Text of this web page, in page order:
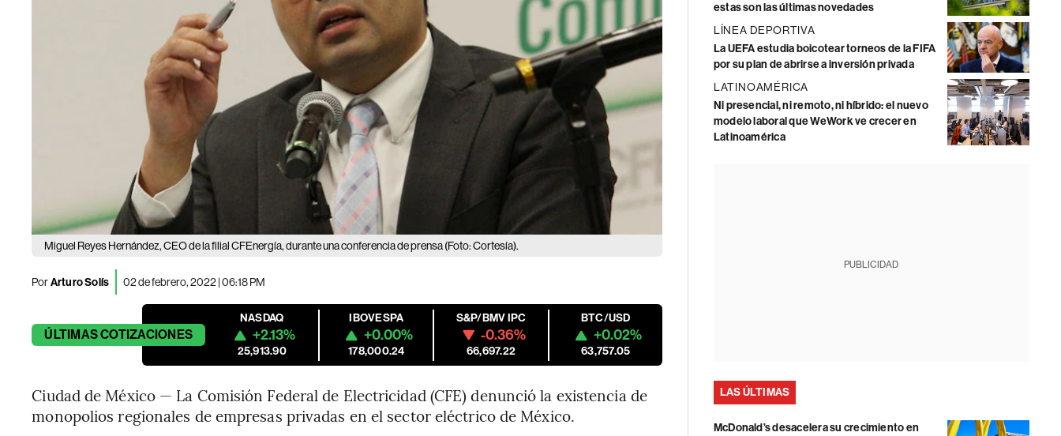
Miguel Reyes Hernández, CEO de la filial CFEnergía, durante una conferencia de prensa (Foto: Cortesía).
PorArturo Solís 02 de febrero, 2022 | 06:18 PM
ÚLTIMASCOTIZACIONES
NASDAQ
+2.13%
25,913.90
IBOVESPA
+0.00%
178,000.24
S&P/BMV IPC
-0.36%
66,697.22
BTC/USD
+0.02%
63,757.05
Ciudad de México — La Comisión Federal de Electricidad (CFE) denunció la existencia de
monopolios regionales de empresas privadas en el sector eléctrico de México.
estas son las últimas novedades
LÍNEA DEPORTIVA
La UEFA estudia boicotear torneos de la FIFA
por su plan de abrirse a inversión privada
LATINOAMÉRICA
Ni presencial, ni remoto, ni híbrido: el nuevo
modelo laboral que WeWork ve crecer en
Latinoamérica
PUBLICIDAD
LAS ÚLTIMAS
McDonald’s desacelera su crecimiento en